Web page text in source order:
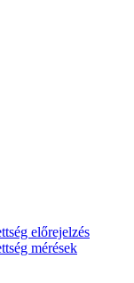
előrejelzés
mérések